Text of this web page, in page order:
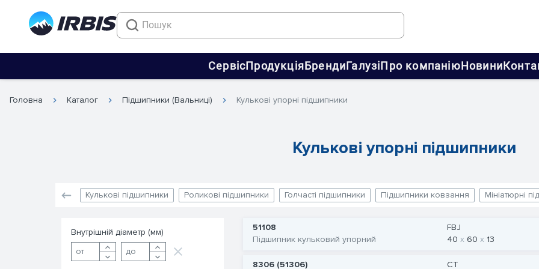
СервісПродукціяБрендиГалузіПро компаніюНовини
Головна Каталог Підшипники (Вальниці) Кулькові упорні підшипники
Кулькові упорні підшипники
Кулькові підшипники Роликові підшипники Голчасті підшипники Підшипники ковзання Мініатюрні
Внутрішній діаметр (мм)
51108
Підшипник кульковий упорний
FBJ
40
60 13
8306 (51306)
CT